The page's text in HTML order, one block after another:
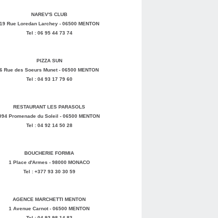
NAREV'S CLUB
19 Rue Loredan Larchey - 06500 MENTON
Tel : 06 95 44 73 74
PIZZA SUN
6 Rue des Soeurs Munet - 06500 MENTON
Tel : 04 93 17 79 60
RESTAURANT LES PARASOLS
Promenade du Soleil - 06500 MENTON
Tel : 04 92 14 50 28
BOUCHERIE FORMIA
1 Place d'Armes - 98000 MONACO
Tel : +377 93 30 30 59
AGENCE MARCHETTI MENTON
1 Avenue Carnot - 06500 MENTON